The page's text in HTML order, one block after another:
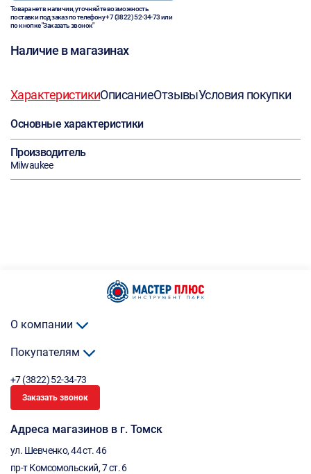
Товара нет в наличии, уточняйте возможность
поставки под заказ по телефону+7 (3822) 52-34-73или
по кнопке "Заказать звонок"
Наличие в магазинах
ХарактеристикиОписаниеОтзывыУсловия покупки
Основные характеристики
Производитель
Milwaukee
О компании
Покупателям
+7 (3822) 52-34-73
Заказать звонок
Адреса магазинов в г. Томск
ул. Шевченко, 44 ст. 46
пр-т Комсомольский, 7 ст. 6